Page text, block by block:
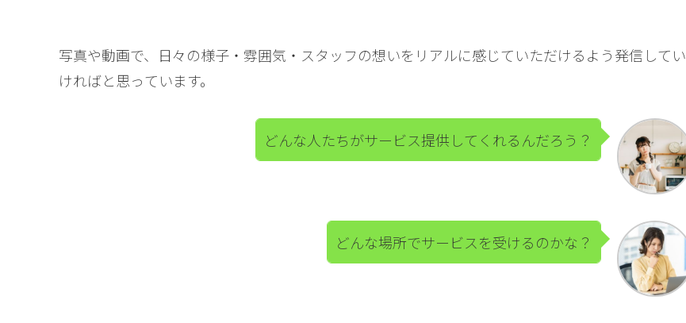
写真や動画で、日々の様子・雰囲気・スタッフの想いをリアルに感じていただけるよう発信してい
ければと思っています。
どんな人たちがサービス提供してくれるんだろう？
どんな場所でサービスを受けるのかな？